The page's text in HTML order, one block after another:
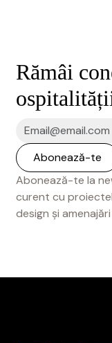
Rămâi
Abonează-te la
curent cu
design și